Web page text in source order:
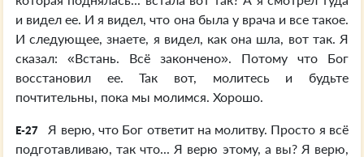
и видел ее. И я видел, что она была у врача и все такое.
И следующее, знаете, я видел, как она шла, вот так. Я
сказал: «Встань. Всё закончено». Потому что Бог
восстановил ее. Так вот, молитесь и будьте
почтительны, пока мы молимся. Хорошо.
E-27
Я верю, что Бог ответит на молитву. Просто я всё
подготавливаю, так что... Я верю этому, а вы? Я верю,